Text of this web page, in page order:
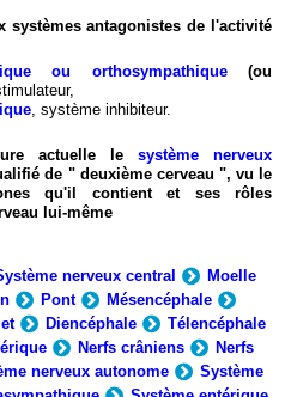
systèmes antagonistes de l'activité
ou orthosympathique(ou
, système inhibiteur.
actuelle le système nerveux
de " deuxième cerveau ", vu le
qu'il contient et ses rôles
lui-même
nerveux central
Moelle
Pont
Mésencéphale
Diencéphale
Télencéphale
Nerfs crâniens
Nerfs
nerveux autonome
Système